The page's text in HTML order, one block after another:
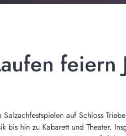
feiern
auf Schloss
bis hin zu Kabarett und Theater.